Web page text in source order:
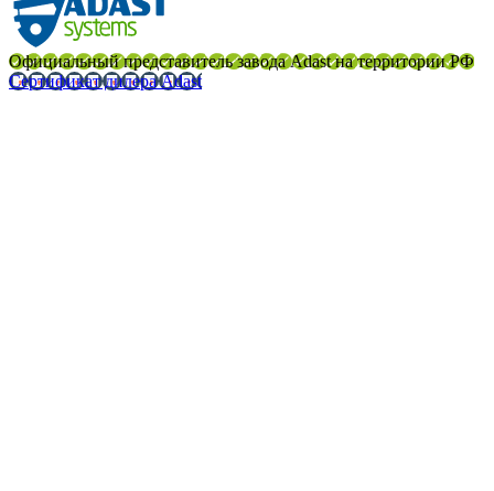
Официальный представитель завода Adast на территории РФ
Сертификат дилера Adast